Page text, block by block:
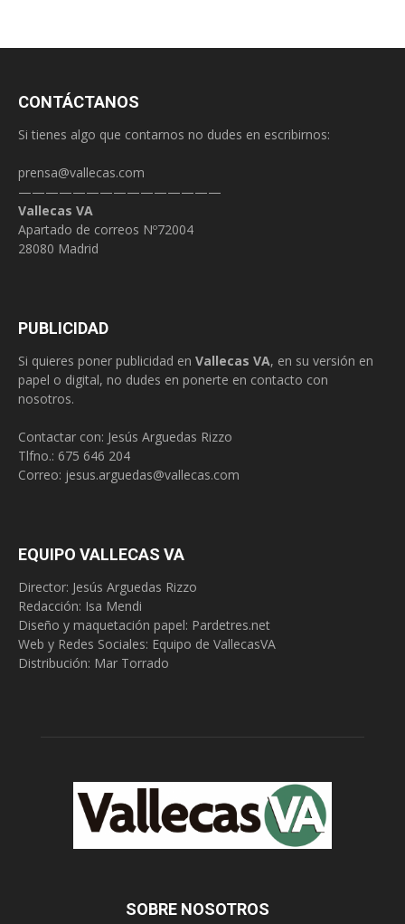
CONTÁCTANOS
Si tienes algo que contarnos no dudes en escribirnos:
prensa@vallecas.com
———————————————
Vallecas VA
Apartado de correos Nº72004
28080 Madrid
PUBLICIDAD
Si quieres poner publicidad en Vallecas VA, en su versión en
papel o digital, no dudes en ponerte en contacto con
nosotros.
Contactar con: Jesús Arguedas Rizzo
Tlfno.: 675 646 204
Correo: jesus.arguedas@vallecas.com
EQUIPO VALLECAS VA
Director: Jesús Arguedas Rizzo
Redacción: Isa Mendi
Diseño y maquetación papel: Pardetres.net
Web y Redes Sociales: Equipo de VallecasVA
Distribución: Mar Torrado
SOBRE NOSOTROS